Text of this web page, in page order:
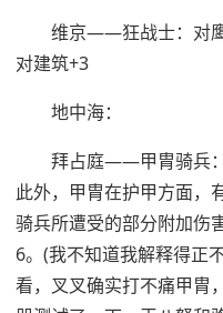
维京——狂战士：对鹰
对建筑+3
地中海：
拜占庭——甲胄骑兵：
此外，甲胄在护甲方面，
骑兵所遭受的部分附加伤
6。(我不知道我解释得正
看，叉叉确实打不痛甲胄